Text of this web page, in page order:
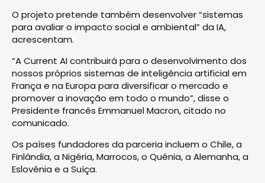
O projeto pretende também desenvolver “sistemas
para avaliar o impacto social e ambiental” da IA,
acrescentam.
“A Current AI contribuirá para o desenvolvimento dos
nossos próprios sistemas de inteligência artificial em
França e na Europa para diversificar o mercado e
promover a inovação em todo o mundo”, disse o
Presidente francês Emmanuel Macron, citado no
comunicado.
Os países fundadores da parceria incluem o Chile, a
Finlândia, a Nigéria, Marrocos, o Quénia, a Alemanha, a
Eslovénia e a Suíça.